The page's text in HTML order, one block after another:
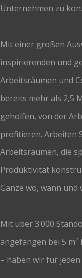
Unternehmen zu
Mit einer großen
inspirierenden und
Arbeitsräumen und
bereits mehr als 2,5
geholfen, von der
profitieren. Arbeiten
Arbeitsräumen, die
Produktivität
Ganze wo, wann und
Mit über 3.000
angefangen bei 5 m²
– haben wir für